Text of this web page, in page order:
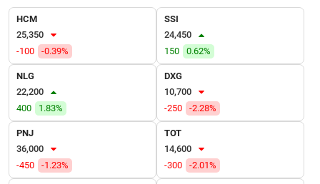
HCM
25,350
-100
-0.39%
SSI
24,450
150
0.62%
NLG
22,200
400
1.83%
DXG
10,700
-250
-2.28%
PNJ
36,000
-450
-1.23%
TOT
14,600
-300
-2.01%
VỤ
TRUYỀN
THÔNG
TIỆN
ÍCH